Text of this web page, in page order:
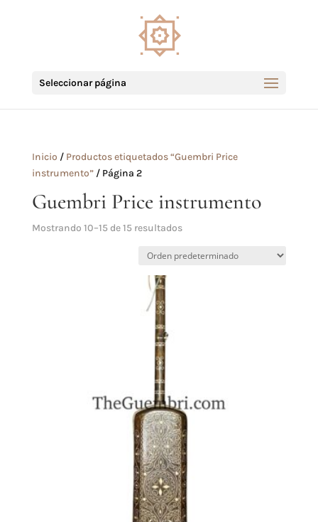
Seleccionar página
Inicio / Productos etiquetados “Guembri Price
instrumento”/ Página 2
Guembri Price instrumento
Mostrando 10–15 de 15 resultados